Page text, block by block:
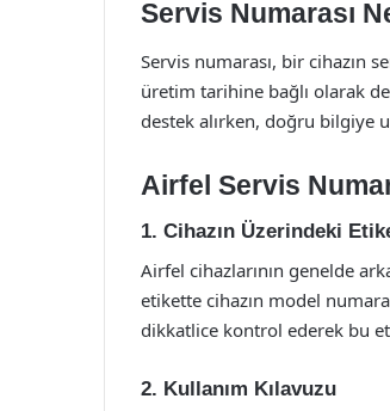
Servis Numarası
Servis numarası, bir cihazın
üretim tarihine bağlı olarak
destek alırken, doğru bilgiye
Airfel Servis
1. Cihazın Üzerindeki
Airfel cihazlarının genelde
etikette cihazın model
dikkatlice kontrol ederek bu
2. Kullanım Kılavuzu